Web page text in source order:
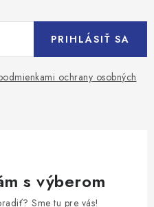
ochrany osobných
PRIHLÁSIŤ SA
s výberom
Sme tu pre vás!